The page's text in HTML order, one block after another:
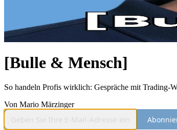
[Bulle & Mensch]
So handeln Profis wirklich: Gespräche mit Trading-
Von Mario Märzinger